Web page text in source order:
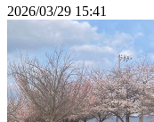
2026/03/29 15:41